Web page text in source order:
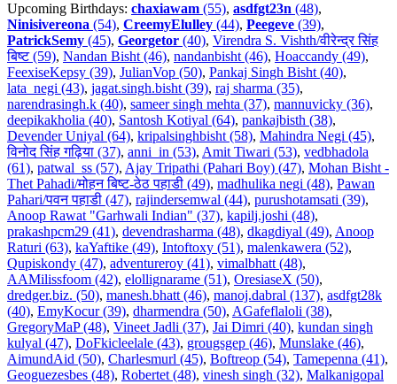
Upcoming Birthdays: chaxiawam (55), asdfgt23n (48),
Ninisivereona (54), CreemyElulley (44), Peegeve (39),
PatrickSemy (45), Georgetor (40), Virendra S. Vishth/वीरेन्द्र सिंह
बिष्ट (59), Nandan Bisht (46), nandanbisht (46), Hoaccandy (49),
FeexiseKepsy (39), JulianVop (50), Pankaj Singh Bisht (40),
lata_negi (43), jagat.singh.bisht (39), raj sharma (35),
narendrasingh.k (40), sameer singh mehta (37), mannuvicky (36),
deepikakholia (40), Santosh Kotiyal (64), pankajbisth (38),
Devender Uniyal (64), kripalsinghbisht (58), Mahindra Negi (45),
विनोद सिंह गढ़िया (37), anni_in (53), Amit Tiwari (53), vedbhadola
(61), patwal_ss (57), Ajay Tripathi (Pahari Boy) (47), Mohan Bisht -
Thet Pahadi/मोहन बिष्ट-ठेठ पहाडी (49), madhulika negi (48), Pawan
Pahari/पवन पहाडी (47), rajindersemwal (44), purushotamsati (39),
Anoop Rawat "Garhwali Indian" (37), kapilj.joshi (48),
prakashpcm29 (41), devendrasharma (48), dkagdiyal (49), Anoop
Raturi (63), kaYaftike (49), Intoftoxy (51), malenkawera (52),
Qupiskondy (47), adventureroy (41), vimalbhatt (48),
AAMilissfoom (42), elollignarame (51), OresiaseX (50),
dredger.biz. (50), manesh.bhatt (46), manoj.dabral (137), asdfgt28k
(40), EmyKocur (39), dharmendra (50), AGafeflaloli (38),
GregoryMaP (48), Vineet Jadli (37), Jai Dimri (40), kundan singh
kulyal (47), DoFkicleelale (43), grougsgep (46), Munslake (46),
AimundAid (50), Charlesmurl (45), Boftreop (54), Tamepenna (41),
Geoguezesbes (48), Robertet (48), vinesh singh (32), Malkanigopal